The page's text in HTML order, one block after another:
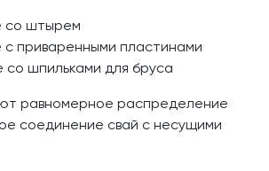
со штырем
приваренными пластинами
со шпильками для бруса
равномерное распределение
соединение свай с несущими